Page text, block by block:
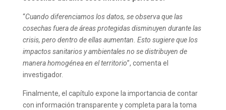
“Cuando diferenciamos los datos, se observa que las
cosechas fuera de áreas protegidas disminuyen durante las
crisis, pero dentro de ellas aumentan. Esto sugiere que los
impactos sanitarios y ambientales no se distribuyen de
manera homogénea en el territorio”, comenta el
investigador.
Finalmente, el capítulo expone la importancia de contar
con información transparente y completa para la toma